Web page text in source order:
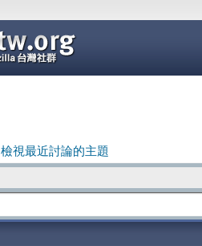
檢視最近討論的主題